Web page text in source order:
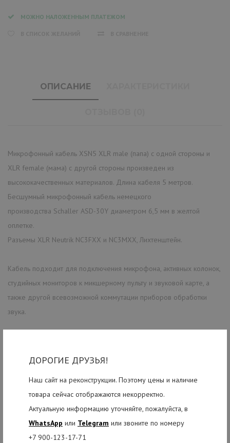
ДОРОГИЕ ДРУЗЬЯ!
Наш сайт на реконструкции. Поэтому цены и наличие
товара сейчас отображаются некорректно.
Актуальную информацию уточняйте, пожалуйста, в
WhatsApp или Telegram или звоните по номеру
+7 900-123-17-71
МОЖНО НАЛОЖЕННЫМ ПЛАТЕЖОМ
ОПИСАНИЕ
Микрофонный кабель XSN5 XLR male (папа) с одной стороны и
XLR female (мама) с другой стороны произведен из
высококачественных материалов. Длина кабеля 5 метров.
Бесшумный микрофонный кабель немецкого
производства Schaller ASD-30Y диаметром 6,5 мм в желтой
оплетке.
Разъемы XLR Neutrik NC3FXX и NC3MXX, Лихтенштейн.
Кабель подходит для подключения микрофона, активных колонок,
студийных мониторов к микшерному пульту и звуковой карте, а
также другой всевозможной коммутации приборов обработки
звука.
РЕКОМЕНДУЕМЫЕ ТОВАРЫ